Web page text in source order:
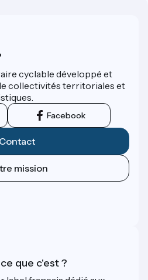
cyclable développé et
collectivités territoriales et
Facebook
Contact
mission
que c'est ?